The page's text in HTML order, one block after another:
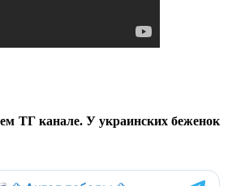
ТГ канале. У украинских беженок